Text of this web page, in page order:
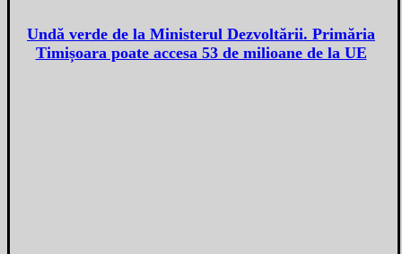
Undă verde de la Ministerul Dezvoltării. Primăria
Timișoara poate accesa 53 de milioane de la UE